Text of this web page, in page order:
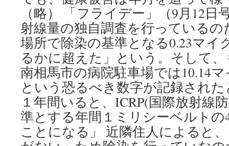
（略） 「フライデー」（9月12日
射線量の独自調査を行っている
場所で除染の基準となる0.23マイ
るかに超えた」という。そして
南相馬市の病院駐車場では10.14
という恐るべき数字が記録され
１年間いると、ICRP(国際放射線
準とする年間１ミリシーベルト
ことになる」 近隣住人によると